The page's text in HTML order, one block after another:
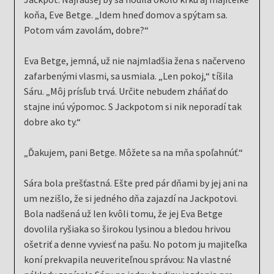
koňa, Eve Betge. „Idem hneď domov a spýtam sa.
Potom vám zavolám, dobre?“
Eva Betge, jemná, už nie najmladšia žena s načerveno
zafarbenými vlasmi, sa usmiala. „Len pokoj,“ tíšila
Sáru. „Môj prísľub trvá. Určite nebudem zháňať do
stajne inú výpomoc. S Jackpotom si nik neporadí tak
dobre ako ty.“
„Ďakujem, pani Betge. Môžete sa na mňa spoľahnúť.“
Sára bola prešťastná. Ešte pred pár dňami by jej ani na
um nezišlo, že si jedného dňa zajazdí na Jackpotovi.
Bola nadšená už len kvôli tomu, že jej Eva Betge
dovolila ryšiaka so širokou lysinou a bledou hrivou
ošetriť a denne vyviesť na pašu. No potom ju majiteľka
koní prekvapila neuveriteľnou správou: Na vlastné